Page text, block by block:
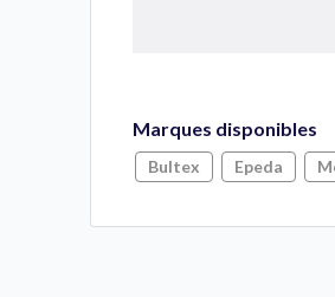
Marques disponibles
Bultex Epeda